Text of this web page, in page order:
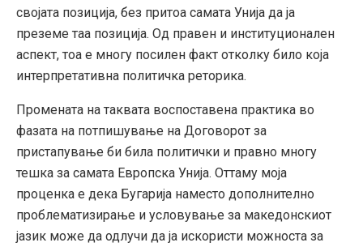
својата позиција, без притоа самата Унија да ја
преземе таа позиција. Од правен и институционален
аспект, тоа е многу посилен факт отколку било која
интерпретативна политичка реторика.
Промената на таквата воспоставена практика во
фазата на потпишување на Договорот за
пристапување би била политички и правно многу
тешка за самата Европска Унија. Оттаму моја
проценка е дека Бугарија наместо дополнително
проблематизирање и условување за македонскиот
јазик може да одлучи да ја искористи можноста за